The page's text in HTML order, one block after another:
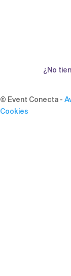
¿No
© Event Conecta -
Cookies